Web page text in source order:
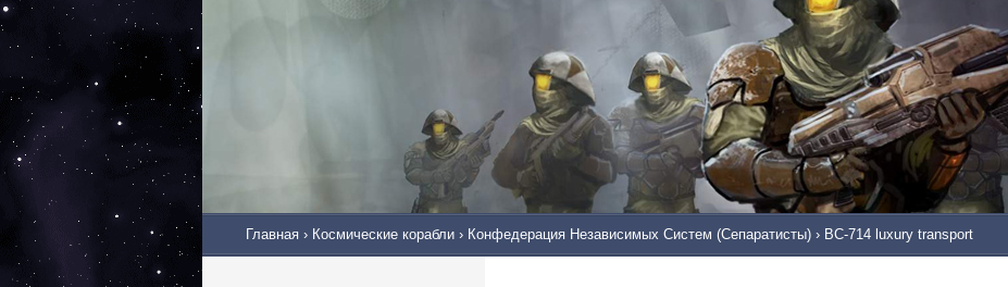
Главная › Космические корабли › Конфедерация Независимых Систем (Сепаратисты) › BC-714 luxury transport